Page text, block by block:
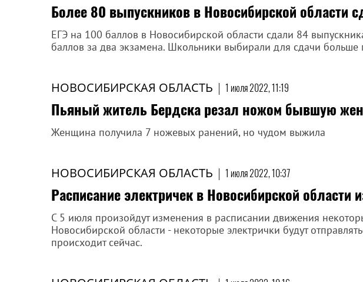
Более 80 выпускников в Новосибирской области
ЕГЭ на 100 баллов в Новосибирской области сдали 84
баллов за два экзамена. Школьники выбирали для сдачи
НОВОСИБИРСКАЯ ОБЛАСТЬ | 1 июля 2022, 11:19
Пьяный житель Бердска резал ножом бывшую
Женщина получила 7 ножевых ранений, но чудом выжила
НОВОСИБИРСКАЯ ОБЛАСТЬ | 1 июля 2022, 10:37
Расписание электричек в Новосибирской области
С 5 июля произойдут изменения в расписании движения
Новосибирской области - некоторые электрички будут
происходит сейчас.